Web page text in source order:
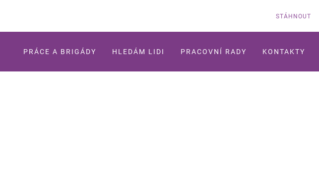
STÁHNOUT
PRÁCE A BRIGÁDY HLEDÁM LIDI PRACOVNÍ RADY KONTAKTY